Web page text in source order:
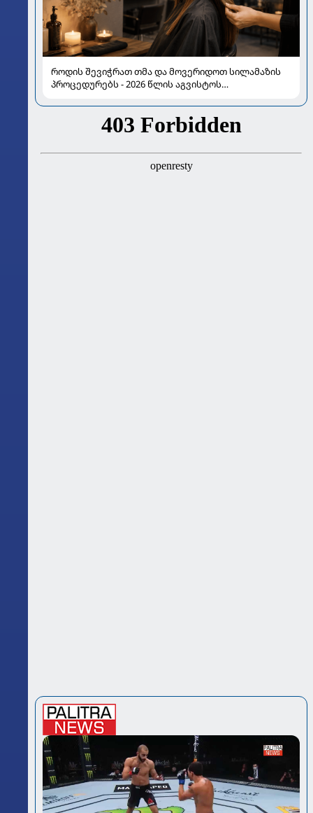
როდის შევიჭრათ თმა და მოვერიდოთ სილამაზის
პროცედურებს - 2026 წლის აგვისტოს